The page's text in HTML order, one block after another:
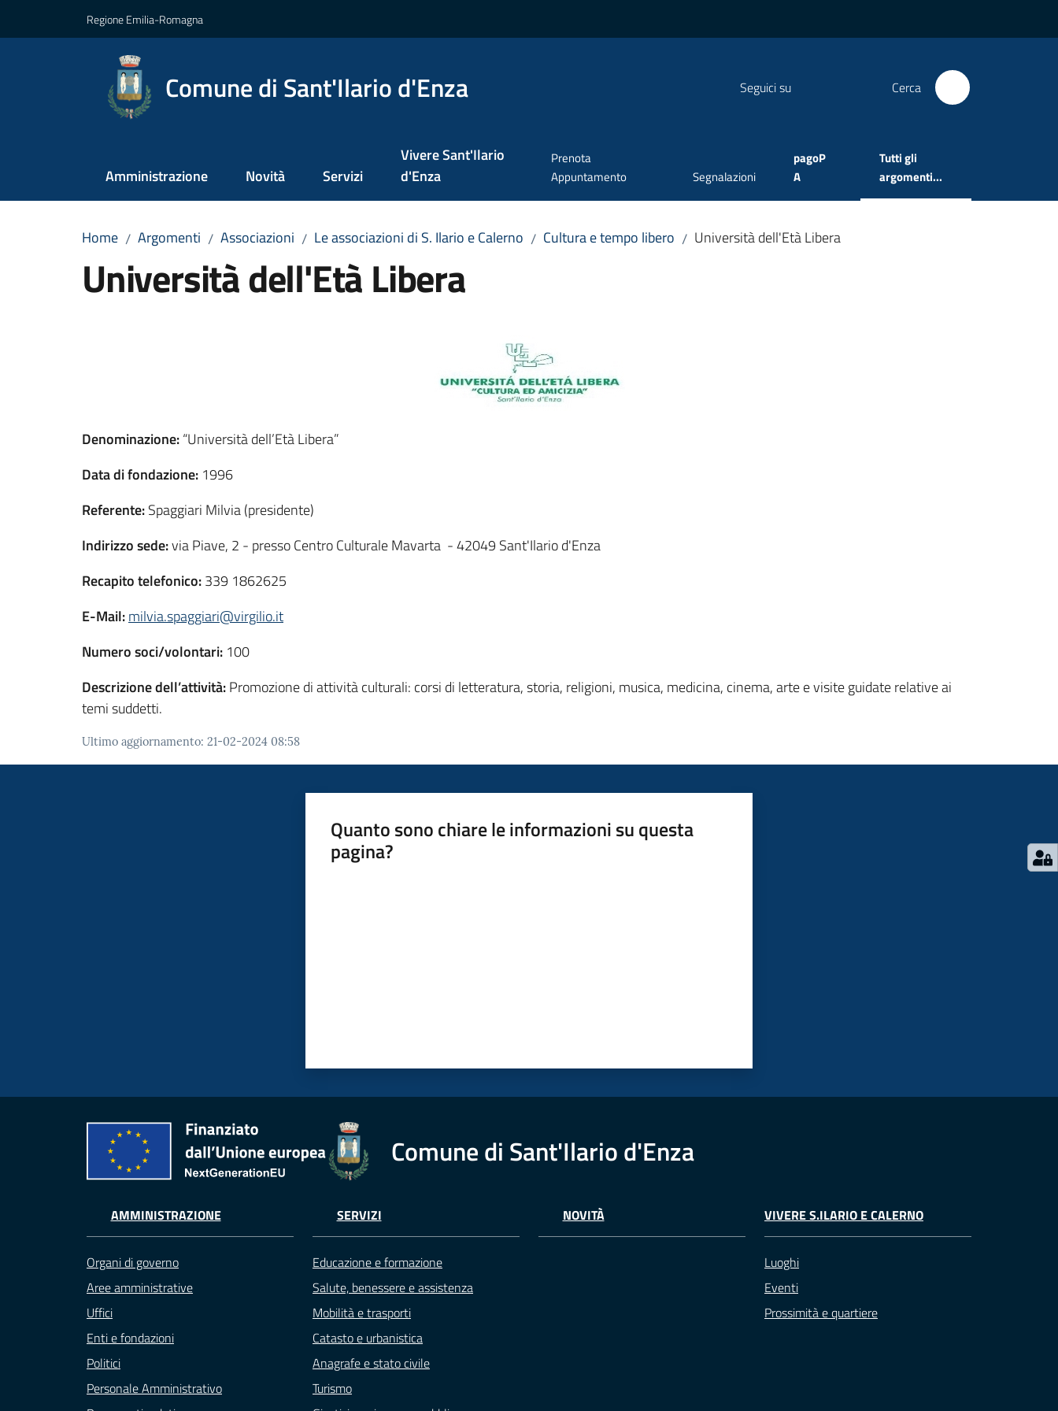
Regione Emilia-Romagna
Comune di Sant'Ilario d'Enza Seguici su Cerca
Amministrazione Novità Servizi
Vivere Sant'Ilario
d'Enza
Prenota
Appuntamento
Segnalazioni
pagoP
A
Tutti gli
argomenti...
Menu selezionato
Home / Argomenti / Associazioni / Le associazioni di S. Ilario e Calerno / Cultura e tempo libero / Università dell'Età Libera
Università dell'Età Libera
Denominazione:“Università dell’Età Libera”
Data di fondazione: 1996
Referente:Spaggiari Milvia (presidente)
Indirizzo sede:via Piave, 2 - presso Centro Culturale Mavarta - 42049 Sant'Ilario d'Enza
Recapito telefonico:339 1862625
E-Mail:milvia.spaggiari@virgilio.it
Numero soci/volontari: 100
Descrizione dell’attività:Promozione di attività culturali: corsi di letteratura, storia, religioni, musica, medicina, cinema, arte e visite guidate relative ai
temi suddetti.
Ultimo aggiornamento: 21-02-2024 08:58
Quanto sono chiare le informazioni su questa
pagina?
Comune di Sant'Ilario d'Enza
AMMINISTRAZIONE
Organi di governo
Aree amministrative
Uffici
Enti e fondazioni
Politici
Personale Amministrativo
SERVIZI
Educazione e formazione
Salute, benessere e assistenza
Mobilità e trasporti
Catasto e urbanistica
Anagrafe e stato civile
Turismo
NOVITÀ VIVERE S.ILARIO E CALERNO
Luoghi
Eventi
Prossimità e quartiere